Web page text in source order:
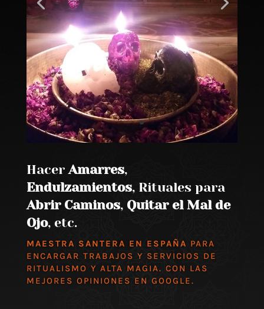
Hacer Amarres,
Endulzamientos, Rituales para
Abrir Caminos, Quitar el Mal de
Ojo, etc.
MAESTRA SANTERA EN ESPAÑA PARA
ENCARGAR TRABAJOS Y SERVICIOS DE
RITUALISMO Y ALTA MAGIA. CON LAS
MEJORES OPINIONES EN GOOGLE.